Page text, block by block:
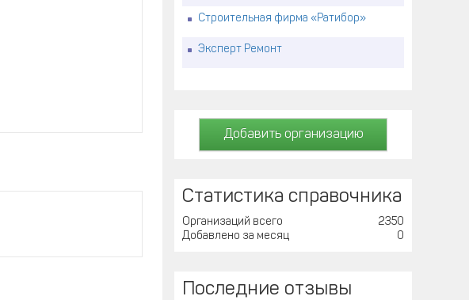
Строительная фирма «Ратибор»
Эксперт Ремонт
Добавить организацию
Статистика справочника
2350
Организаций всего
0
Добавлено за месяц
Последние отзывы